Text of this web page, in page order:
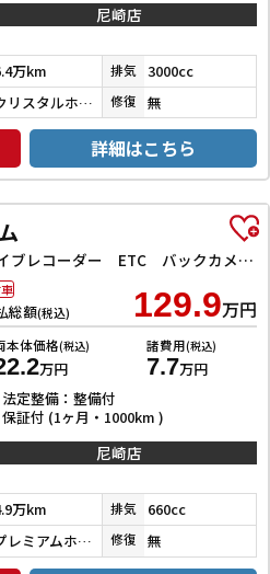
尼崎店
万km 排気 3000cc
クリスタルホワイトパール３コートパール 修復 無
詳細はこちら
G・Lホンダセンシング ドライブレコーダー ETC バックカメラ 両側スライド・片側電動 ナビ TV クリアランスソナー オートクルーズコントロール レーンアシスト 衝突被害軽減システム オートライト スマートキー
総額(税込) 129.9万円
本体価格(税込)
万円
諸費用(税込)
7.7万円
法定整備：整備付
保証付 (1ヶ月・1000km )
尼崎店
万km 排気 660cc
プレミアムホワイトパールⅡ 修復 無